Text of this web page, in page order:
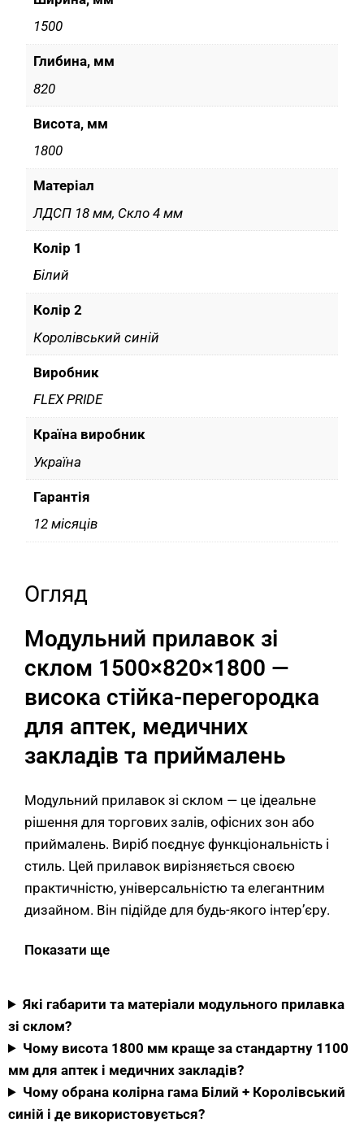
1500
Глибина, мм
820
Висота, мм
1800
Матеріал
ЛДСП 18 мм, Скло 4 мм
Колір 1
Білий
Колір 2
Королівський синій
Виробник
FLEX PRIDE
Країна виробник
Україна
Гарантія
12 місяців
Огляд
Модульний прилавок зі
склом 1500×820×1800 —
висока стійка-перегородка
для аптек, медичних
закладів та приймалень
Модульний прилавок зі склом — це ідеальне
рішення для торгових залів, офісних зон або
приймалень. Виріб поєднує функціональність і
стиль. Цей прилавок вирізняється своєю
практичністю, універсальністю та елегантним
дизайном. Він підійде для будь-якого інтер’єру.
Габарити моделі — 1500×820×1800 мм (ширина
касових прилавків з висотою 1100 мм. Це не
“стояча” каса, а повноцінна стійка-перегородка.
Така висота формує бар’єр між робочою зоною
працівника та зоною клієнта. Цей бар’єр
критично важливий у спеціалізованих
сегментах — аптеках, медичних закладах,
Показати ще
Які габарити та матеріали модульного прилавка
зі склом?
Чому висота 1800 мм краще за стандартну 1100
мм для аптек і медичних закладів?
Чому обрана колірна гама Білий + Королівський
синій і де використовується?